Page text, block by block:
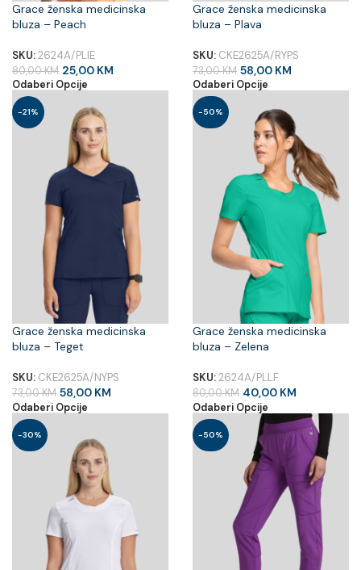
Grace ženska medicinska
bluza – Peach
SKU:2624A/PLIE
80,00KM 25,00 KM
Odaberi Opcije
Grace ženska medicinska
bluza – Plava
SKU: CKE2625A/RYPS
73,00KM 58,00 KM
Odaberi Opcije
-21%
Grace ženska medicinska
bluza – Teget
SKU: CKE2625A/NYPS
73,00KM 58,00 KM
Odaberi Opcije
-50%
Grace ženska medicinska
bluza – Zelena
SKU:2624A/PLLF
80,00KM 40,00 KM
Odaberi Opcije
-30% -50%